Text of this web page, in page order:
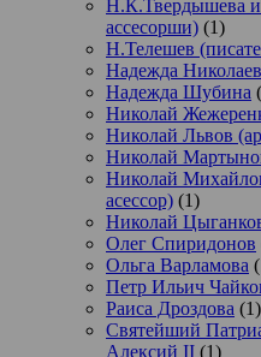
Н.К.Твердышева
ассесорши) (1)
Н.Телешев
Надежда
Надежда Шубина
Николай
Николай Львов
Николай
Николай
асессор) (1)
Николай
Олег Спиридонов
Ольга Варламова
Петр Ильич
Раиса Дроздова (1)
Святейший
Алексий II (1)